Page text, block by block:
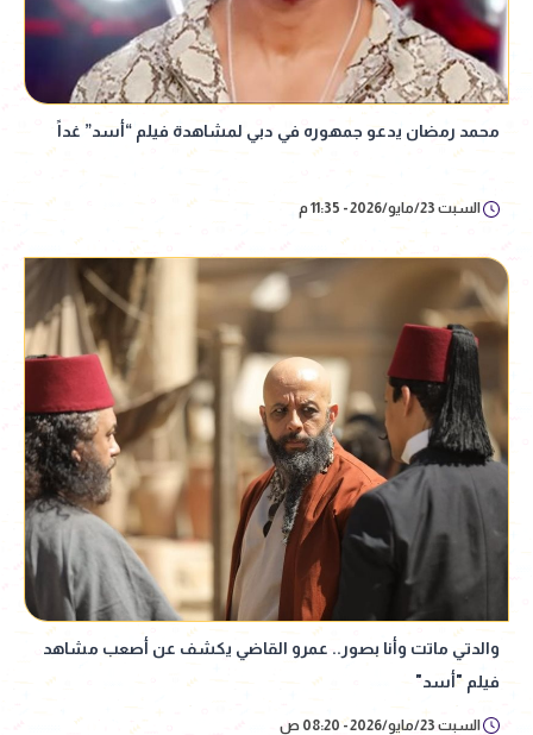
محمد رمضان يدعو جمهوره في دبي لمشاهدة فيلم “أسد” غداً
السبت 23/مايو/2026 - 11:35 م
والدتي ماتت وأنا بصور.. عمرو القاضي يكشف عن أصعب مشاهد
فيلم "أسد"
السبت 23/مايو/2026 - 08:20 ص